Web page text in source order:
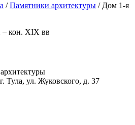
/Памятники архитектуры / Дом 1-я
Тула, ул. Жуковского, д. 37